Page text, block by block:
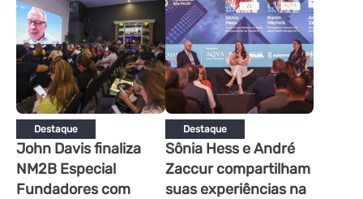
Destaque
John Davis finaliza
NM2B Especial
Fundadores com
Destaque
Sônia Hess e André
Zaccur compartilham
suas experiências na